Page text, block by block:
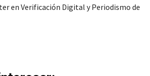
en Verificación Digital y Periodismo de